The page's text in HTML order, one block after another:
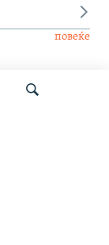
повеќе